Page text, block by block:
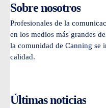
Sobre nosotros
Profesionales de la
en los medios más grandes
la comunidad de Canning se
calidad.
Últimas noticias